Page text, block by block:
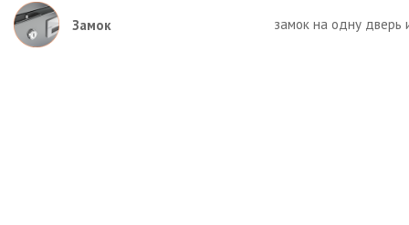
Замок замок на одну дверь